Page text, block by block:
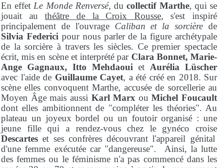
En effet Le Monde Renversé, ducollectif Marthe, qui se
jouait authéâtre de la Croix Rousse, s'est inspiré
principalement de l'ouvrage Caliban et la sorcière de
Silvia Federici pour nous parler de la figure archétypale
de la sorcière à travers les siècles. Ce premier spectacle
écrit, mis en scène et interprété par Clara Bonnet, Marie-
Ange Gagnaux, Itto Mehdaoui et Aurélia Lüscher
avec l'aide de Guillaume Cayet, a été créé en 2018. Sur
scène elles convoquent Marthe, accusée de sorcellerie au
Moyen Âge mais aussi Karl Marx ouMichel Foucault
dont elles ambitionnent de "compléter les théories". Au
plateau un joyeux bordel ou un foutoir organisé : une
jeune fille qui a rendez-vous chez le gynéco croise
Descartes et ses confrères découvrant l'appareil génital
d'une femme exécutée car "dangereuse". Ainsi, la lutte
des femmes ou le féminisme n'a pas commencé dans les